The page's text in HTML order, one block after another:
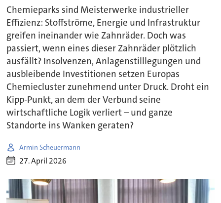
Chemieparks sind Meisterwerke industrieller
Effizienz: Stoffströme, Energie und Infrastruktur
greifen ineinander wie Zahnräder. Doch was
passiert, wenn eines dieser Zahnräder plötzlich
ausfällt? Insolvenzen, Anlagenstilllegungen und
ausbleibende Investitionen setzen Europas
Chemiecluster zunehmend unter Druck. Droht ein
Kipp-Punkt, an dem der Verbund seine
wirtschaftliche Logik verliert – und ganze
Standorte ins Wanken geraten?
Armin Scheuermann
27. April 2026